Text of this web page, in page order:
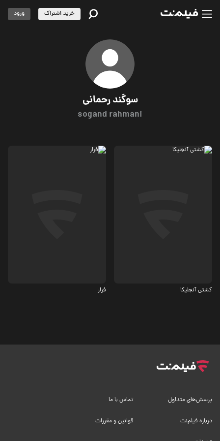
سوگند رحمانی
sogand rahmani
خرید اشتراک ورود
کشتی آنجلیکا فرار
پرسش‌های متداول تماس با ما
درباره فیلم‌نت قوانین و مقررات